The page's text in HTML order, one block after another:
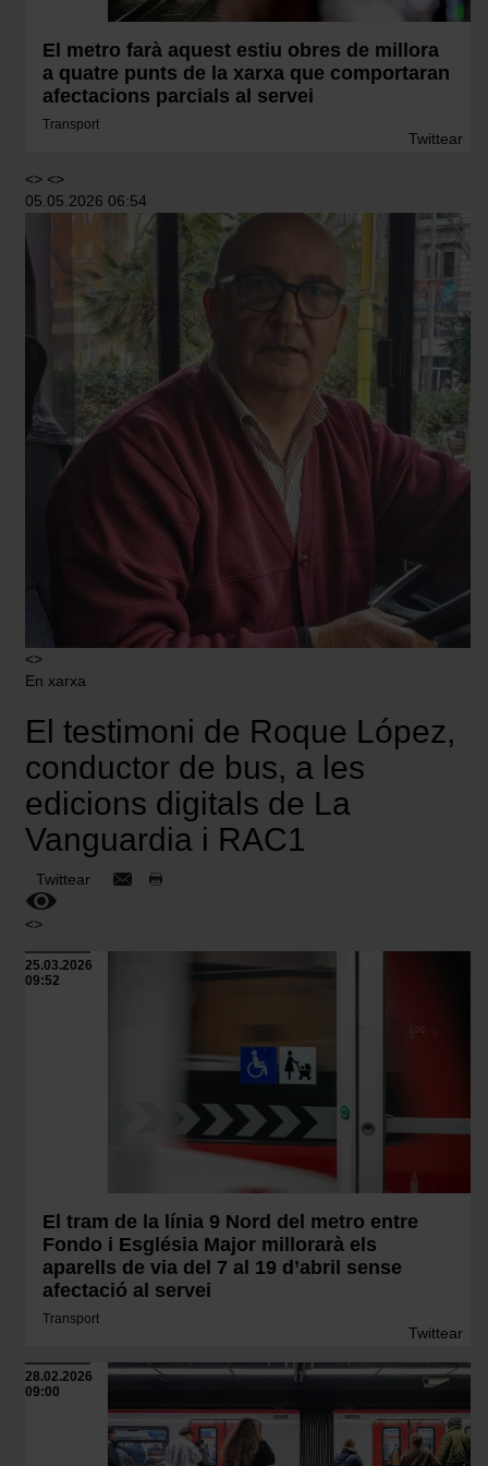
El metro farà aquest estiu obres de millora
a quatre punts de la xarxa que comportaran
afectacions parcials al servei
Transport
Twittear
<> <>
05.05.2026 06:54
<>
En xarxa
El testimoni de Roque López,
conductor de bus, a les
edicions digitals de La
Vanguardia i RAC1
Twittear
<>
25.03.2026
09:52
El tram de la línia 9 Nord del metro entre
Fondo i Església Major millorarà els
aparells de via del 7 al 19 d’abril sense
afectació al servei
Transport
Twittear
28.02.2026
09:00